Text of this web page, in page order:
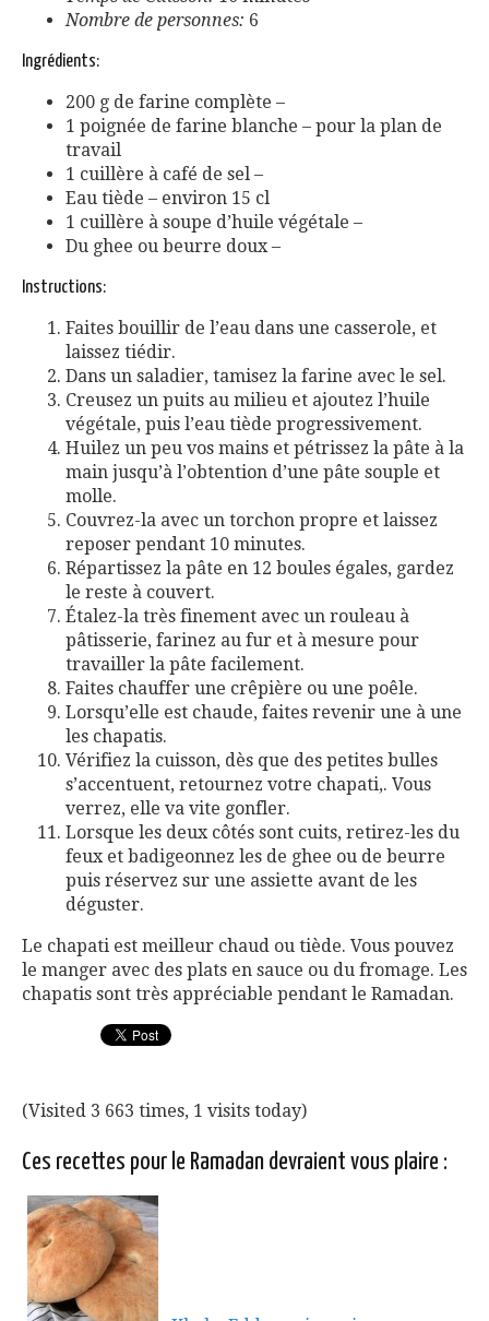
Nombre de personnes: 6
Ingrédients:
200 g de farine complète –
1 poignée de farine blanche – pour la plan de
travail
1 cuillère à café de sel –
Eau tiède – environ 15 cl
1 cuillère à soupe d’huile végétale –
Du ghee ou beurre doux –
Instructions:
Faites bouillir de l’eau dans une casserole, et
laissez tiédir.
Dans un saladier, tamisez la farine avec le sel.
Creusez un puits au milieu et ajoutez l’huile
végétale, puis l’eau tiède progressivement.
Huilez un peu vos mains et pétrissez la pâte à la
main jusqu’à l’obtention d’une pâte souple et
molle.
Couvrez-la avec un torchon propre et laissez
reposer pendant 10 minutes.
Répartissez la pâte en 12 boules égales, gardez
le reste à couvert.
Étalez-la très finement avec un rouleau à
pâtisserie, farinez au fur et à mesure pour
travailler la pâte facilement.
Faites chauffer une crêpière ou une poêle.
Lorsqu’elle est chaude, faites revenir une à une
les chapatis.
Vérifiez la cuisson, dès que des petites bulles
s’accentuent, retournez votre chapati,. Vous
verrez, elle va vite gonfler.
Lorsque les deux côtés sont cuits, retirez-les du
feux et badigeonnez les de ghee ou de beurre
puis réservez sur une assiette avant de les
déguster.
Le chapati est meilleur chaud ou tiède. Vous pouvez
le manger avec des plats en sauce ou du fromage. Les
chapatis sont très appréciable pendant le Ramadan.
(Visited 3 663 times, 1 visits today)
Ces recettes pour le Ramadan devraient vous plaire :